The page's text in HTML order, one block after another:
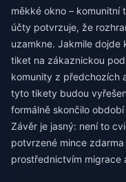
měkké okno – komunitní
účty potvrzuje, že
uzamkne. Jakmile dojde
tiket na zákaznickou
komunity z předchozích
tyto tikety budou
formálně skončilo
Závěr je jasný: není to
potvrzené mince
prostřednictvím migrace